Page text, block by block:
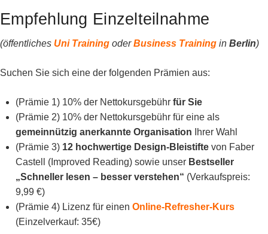
Empfehlung Einzelteilnahme
(öffentliches Uni Training oderBusiness Training in Berlin)
Suchen Sie sich eine der folgenden Prämien aus:
(Prämie 1) 10% der Nettokursgebührfür Sie
(Prämie 2) 10% der Nettokursgebühr für eine als
gemeinnützig anerkannte Organisation Ihrer Wahl
(Prämie 3) 12 hochwertige Design-Bleistifte von Faber
Castell (Improved Reading) sowie unser Bestseller
„Schneller lesen – besser verstehen“ (Verkaufspreis:
9,99 €)
(Prämie 4) Lizenz für einenOnline-Refresher-Kurs
(Einzelverkauf: 35€)